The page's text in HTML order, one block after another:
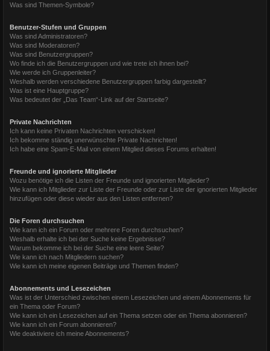
Was sind Themen-Symbole?
Benutzer-Stufen und Gruppen
Was sind Administratoren?
Was sind Moderatoren?
Was sind Benutzergruppen?
Wo finde ich die Benutzergruppen und wie trete ich ihnen bei?
Wie werde ich Gruppenleiter?
Weshalb werden verschiedene Benutzergruppen farbig dargestellt?
Was ist eine Hauptgruppe?
Was bedeutet der „Das Team“-Link auf der Startseite?
Private Nachrichten
Ich kann keine Privaten Nachrichten verschicken!
Ich bekomme ständig unerwünschte Private Nachrichten!
Ich habe eine Spam-E-Mail von einem Mitglied dieses Forums erhalten!
Freunde und ignorierte Mitglieder
Wozu benötige ich die Listen der Freunde und ignorierten Mitglieder?
Wie kann ich Mitglieder zur Liste der Freunde oder zur Liste der ignorierten Mitglieder
hinzufügen oder diese wieder aus den Listen entfernen?
Die Foren durchsuchen
Wie kann ich ein Forum oder mehrere Foren durchsuchen?
Weshalb erhalte ich bei der Suche keine Ergebnisse?
Warum bekomme ich bei der Suche eine leere Seite?
Wie kann ich nach Mitgliedern suchen?
Wie kann ich meine eigenen Beiträge und Themen finden?
Abonnements und Lesezeichen
Was ist der Unterschied zwischen einem Lesezeichen und einem Abonnements für
ein Thema oder Forum?
Wie kann ich ein Lesezeichen auf ein Thema setzen oder ein Thema abonnieren?
Wie kann ich ein Forum abonnieren?
Wie deaktiviere ich meine Abonnements?